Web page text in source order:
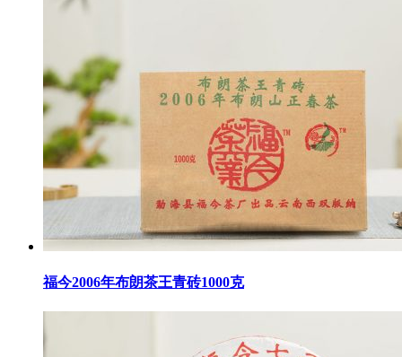
福今2006年布朗茶王青砖1000克